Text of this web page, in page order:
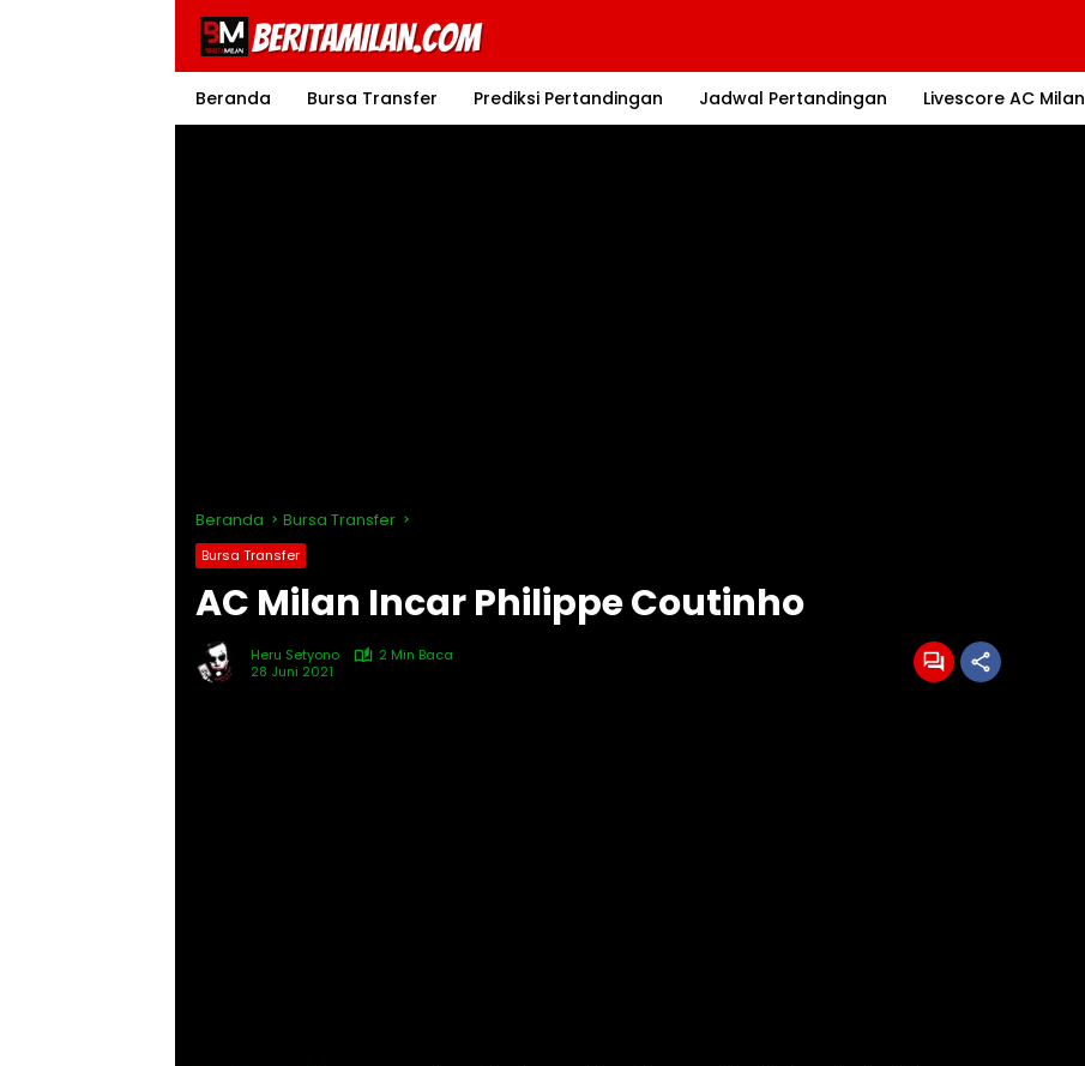
Beranda Bursa Transfer Prediksi Pertandingan Jadwal Pertandingan Livescore AC Milan
Beranda Bursa Transfer
Bursa Transfer
AC Milan Incar Philippe Coutinho
Heru Setyono
2 Min Baca
28 Juni 2021